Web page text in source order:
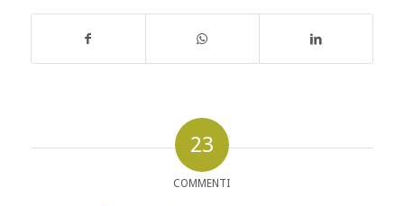
23
COMMENTI